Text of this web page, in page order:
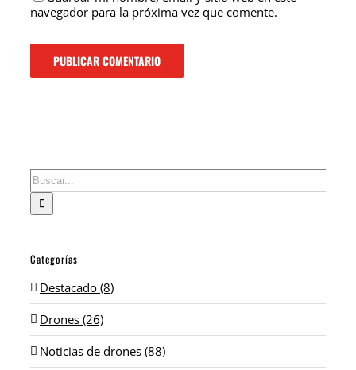
navegador para la próxima vez que comente.
Buscar:
Categorías
Destacado (8)
Drones (26)
Noticias de drones (88)